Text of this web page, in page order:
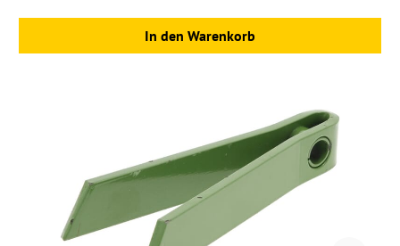
In den Warenkorb